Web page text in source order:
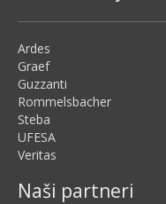
Ardes
Graef
Guzzanti
Rommelsbacher
Steba
UFESA
Veritas
Naši partneri